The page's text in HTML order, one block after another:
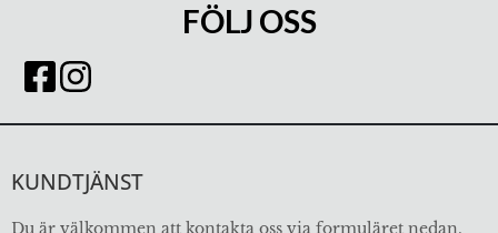
FÖLJ OSS
KUNDTJÄNST
Du är välkommen att kontakta oss via formuläret nedan,